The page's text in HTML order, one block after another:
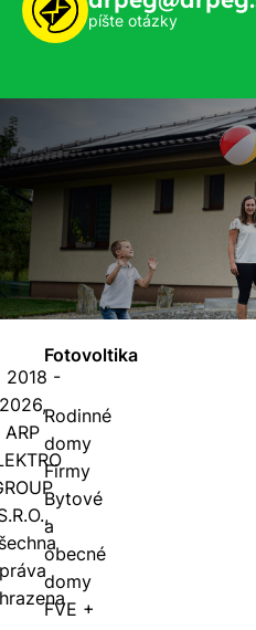
píšte otázky
Fotovoltika
Rodinné
domy
Firmy
Bytové
a
obecné
domy
FVE +
-
ARP